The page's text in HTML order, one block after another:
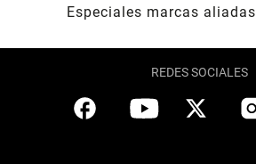
Especiales marcas aliadas
REDES SOCIALES